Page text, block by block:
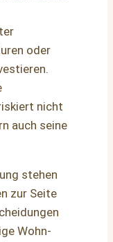
oder
nicht
auch seine
stehen
zur Seite
Wohn-